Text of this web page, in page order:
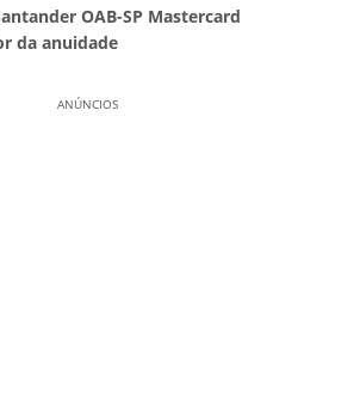
OAB-SP Mastercard
da anuidade
ANÚNCIOS